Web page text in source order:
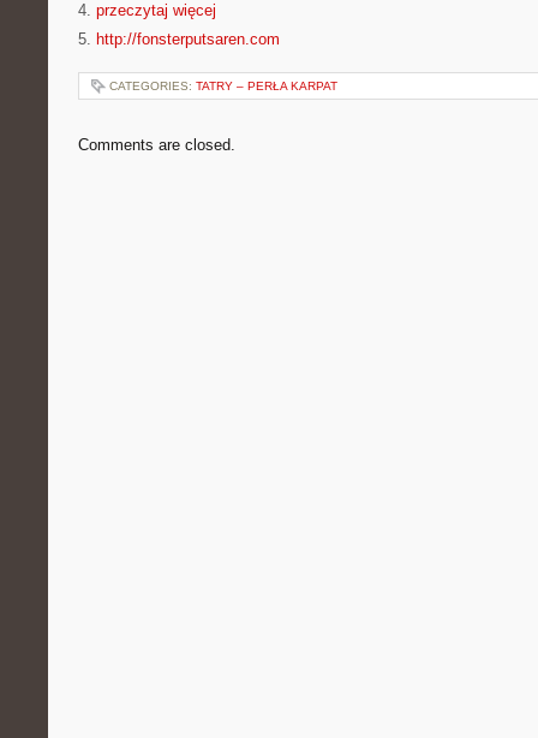
4. przeczytaj więcej
5. http://fonsterputsaren.com
CATEGORIES: TATRY – PERŁA KARPAT
Comments are closed.